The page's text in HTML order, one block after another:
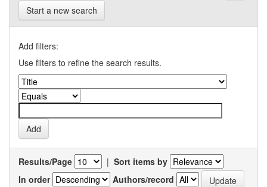
Start a new search
Add filters:
Use filters to refine the search results.
Results/Page | Sort items by
In order
Authors/record